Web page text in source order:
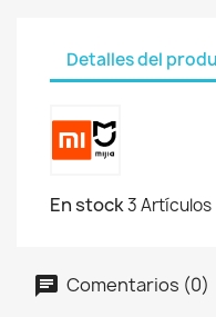
Detalles del
En stock3 Artículos
Comentarios (0)